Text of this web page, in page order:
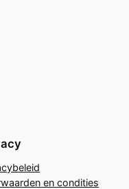
en condities